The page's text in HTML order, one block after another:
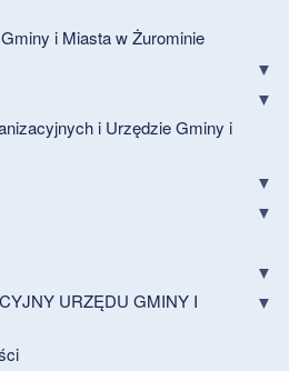
i Miasta w Żurominie
i Urzędzie Gminy i
URZĘDU GMINY I